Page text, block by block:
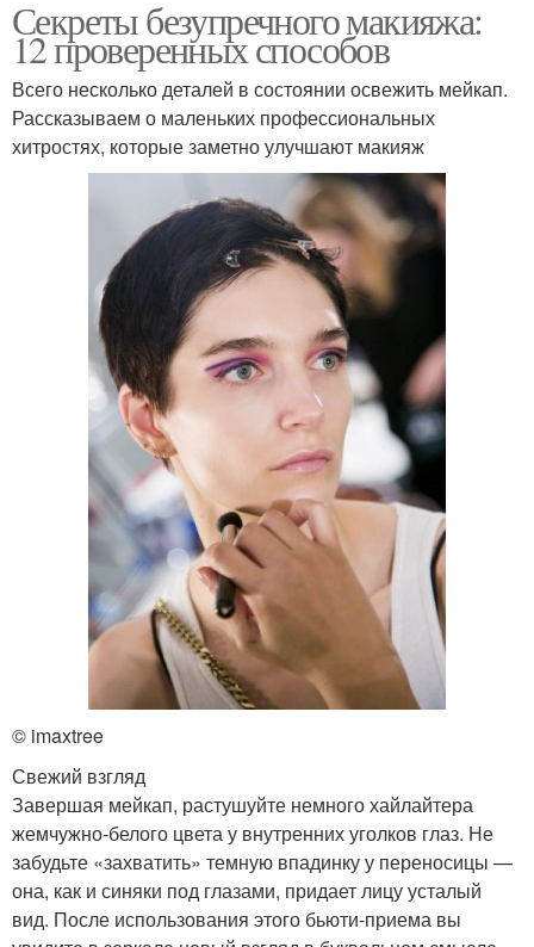
Секреты безупречного макияжа:
12 проверенных способов
Всего несколько деталей в состоянии освежить мейкап.
Рассказываем о маленьких профессиональных
хитростях, которые заметно улучшают макияж
© imaxtree
Свежий взгляд
Завершая мейкап, растушуйте немного хайлайтера
жемчужно-белого цвета у внутренних уголков глаз. Не
забудьте «захватить» темную впадинку у переносицы —
она, как и синяки под глазами, придает лицу усталый
вид. После использования этого бьюти-приема вы